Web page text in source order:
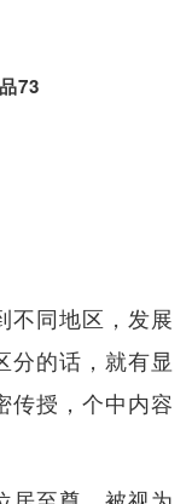
73
不同地区，发展
分的话，就有显
传授，个中内容